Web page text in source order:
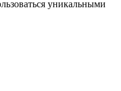
уникальными